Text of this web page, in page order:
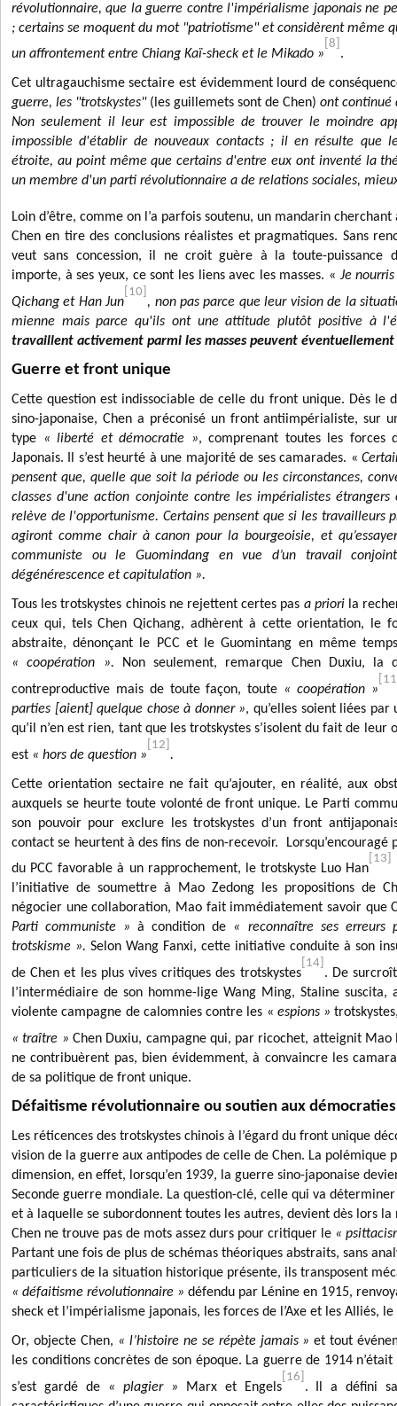
révolutionnaire, que la guerre contre l'impérialisme japonais ne
; certains se moquent du mot "patriotisme" et considèrent même
un affrontement entre Chiang Kaï-sheck et le Mikado »
[8]
.
Cet ultragauchisme sectaire est évidemment lourd de
guerre, les "trotskystes" (les guillemets sont de Chen) ont continué
Non seulement il leur est impossible de trouver le moindre
impossible d'établir de nouveaux contacts ; il en résulte que
étroite, au point même que certains d'entre eux ont inventé la
un membre d'un parti révolutionnaire a de relations sociales,
Loin d’être, comme on l’a parfois soutenu, un mandarin cherchant
Chen en tire des conclusions réalistes et pragmatiques. Sans
veut sans concession, il ne croit guère à la toute-puissance
importe, à ses yeux, ce sont les liens avec les masses. « Je
Qichang et Han Jun
[10]
, non pas parce que leur vision de la
mienne mais parce qu'ils ont une attitude plutôt positive à
travaillent activement parmi les masses peuvent
Guerre et front unique
Cette question est indissociable de celle du front unique. Dès le
sino-japonaise, Chen a préconisé un front antiimpérialiste, sur
type « liberté et démocratie », comprenant toutes les forces
Japonais. Il s’est heurté à une majorité de ses camarades. «
pensent que, quelle que soit la période ou les circonstances,
classes d'une action conjointe contre les impérialistes
relève de l'opportunisme. Certains pensent que si les travailleurs
agiront comme chair à canon pour la bourgeoisie, et
communiste ou le Guomindang en vue d’un travail
dégénérescence et capitulation ».
Tous les trotskystes chinois ne rejettent certes pas a priori la
ceux qui, tels Chen Qichang, adhèrent à cette orientation, le
abstraite, dénonçant le PCC et le Guomintang en même
« coopération ». Non seulement, remarque Chen Duxiu, la
contreproductive mais de toute façon, toute « coopération »
parties [aient] quelque chose à donner », qu’elles soient liées
qu’il n’en est rien, tant que les trotskystes s’isolent du fait de
est « hors de question »
[12]
.
Cette orientation sectaire ne fait qu’ajouter, en réalité, aux
auxquels se heurte toute volonté de front unique. Le Parti
son pouvoir pour exclure les trotskystes d’un front
contact se heurtent à des fins de non-recevoir. Lorsqu’encouragé
du PCC favorable à un rapprochement, le trotskyste Luo Han
[13]
l’initiative de soumettre à Mao Zedong les propositions de
négocier une collaboration, Mao fait immédiatement savoir que
Parti communiste » à condition de « reconnaître ses erreurs
trotskisme ». Selon Wang Fanxi, cette initiative conduite à son
de Chen et les plus vives critiques des trotskystes
[14]
. De
l’intermédiaire de son homme-lige Wang Ming, Staline suscita,
violente campagne de calomnies contre les « espions »
« traître » Chen Duxiu, campagne qui, par ricochet, atteignit Mao
ne contribuèrent pas, bien évidemment, à convaincre les
de sa politique de front unique.
Défaitisme révolutionnaire ou soutien aux
Les réticences des trotskystes chinois à l’égard du front unique
vision de la guerre aux antipodes de celle de Chen. La polémique
dimension, en effet, lorsqu’en 1939, la guerre sino-japonaise
Seconde guerre mondiale. La question-clé, celle qui va
et à laquelle se subordonnent toutes les autres, devient dès lors
Chen ne trouve pas de mots assez durs pour critiquer le «
Partant une fois de plus de schémas théoriques abstraits, sans
particuliers de la situation historique présente, ils transposent
« défaitisme révolutionnaire » défendu par Lénine en 1915,
sheck et l’impérialisme japonais, les forces de l’Axe et les Alliés,
Or, objecte Chen, « l’histoire ne se répète jamais » et tout
les conditions concrètes de son époque. La guerre de 1914
s’est gardé de « plagier » Marx et Engels
[16]
. Il a défini